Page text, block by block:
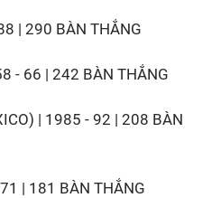
| 290 BÀN THẮNG
- 66 | 242 BÀN THẮNG
| 1985 - 92 | 208 BÀN
| 181 BÀN THẮNG